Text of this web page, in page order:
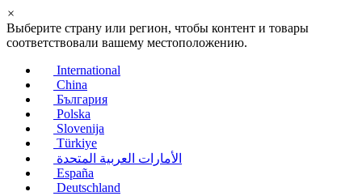
×
Выберите страну или регион, чтобы контент и товары
соответствовали вашему местоположению.
International
China
България
Polska
Slovenija
Türkiye
الأمارات العربية المتحدة
España
Deutschland